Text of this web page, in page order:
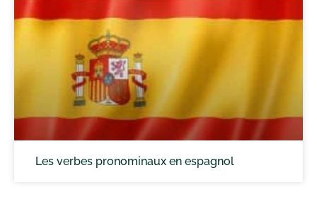
Les verbes pronominaux en espagnol